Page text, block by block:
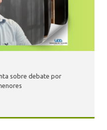
sobre debate por